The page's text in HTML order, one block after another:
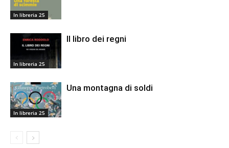
In libreria 25
In libreria 25
Il libro dei regni
In libreria 25
Una montagna di soldi